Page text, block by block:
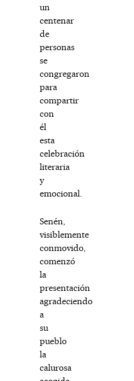
un
centenar
de
personas
se
congregaron
para
compartir
con
él
esta
celebración
literaria
y
emocional.
Senén,
visiblemente
conmovido,
comenzó
la
presentación
agradeciendo
a
su
pueblo
la
calurosa